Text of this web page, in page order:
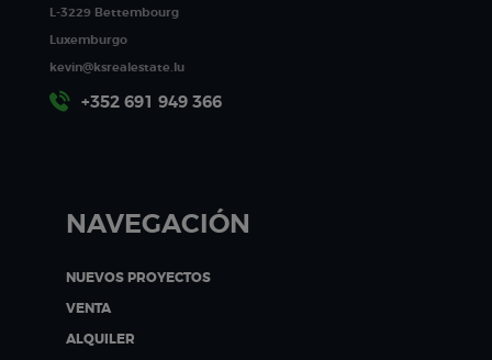
L-3229 Bettembourg
Luxemburgo
kevin@ksrealestate.lu
+352 691 949 366
NAVEGACIÓN
NUEVOS PROYECTOS
VENTA
ALQUILER